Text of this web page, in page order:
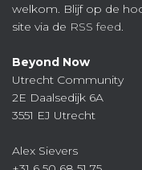
welkom. Blijf op de
site via de RSS feed.
Beyond Now
Utrecht Community
2E Daalsedijk 6A
3551 EJ Utrecht
Alex Sievers